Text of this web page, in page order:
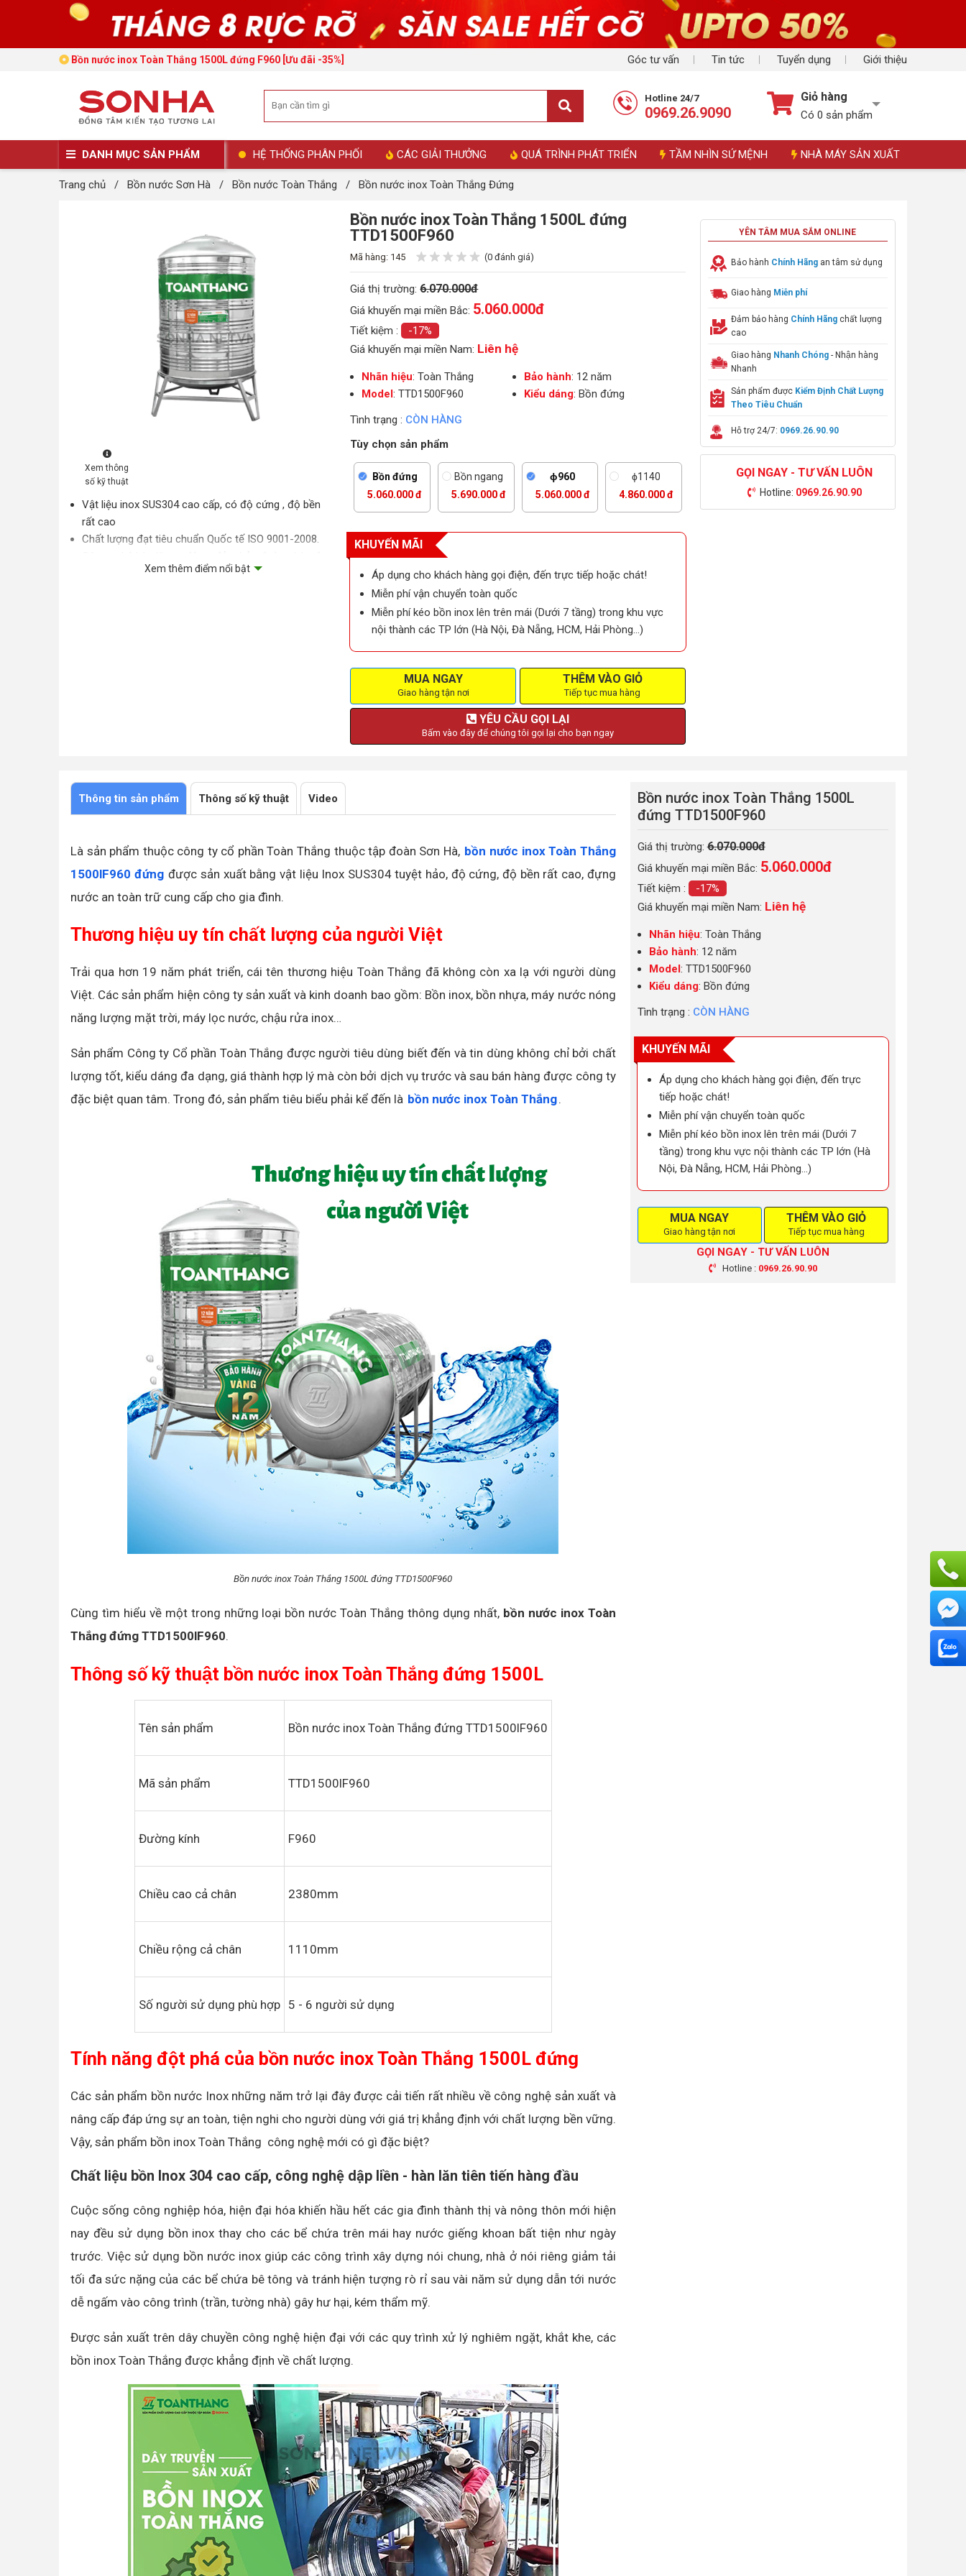
Góc tư vấn Tin tức Tuyển dụng Giới thiệu
Bồn nước inox Toàn Thắng 1500L đứng F960 [Ưu đãi -35%]
Hotline 24/7
0969.26.9090
Giỏ hàng
Có 0 sản phẩm
DANH MỤC SẢN PHẨM HỆ THỐNG PHÂN PHỐI CÁC GIẢI THƯỞNG QUÁ TRÌNH PHÁT TRIỂN TẦM NHÌN SỨ MỆNH NHÀ MÁY SẢN XUẤT
Trang chủ / Bồn nước Sơn Hà / Bồn nước Toàn Thắng / Bồn nước inox Toàn Thắng Đứng
Xem thông
số kỹ thuật
Vật liệu inox SUS304 cao cấp, có độ cứng , độ bền
rất cao
Chất lượng đạt tiêu chuẩn Quốc tế ISO 9001-2008.
Thân bồn cứng cáp với thiết kế tiêu chuẩn
Xem thêm điểm nổi bật
Bồn nước inox Toàn Thắng 1500L đứng
TTD1500F960
Mã hàng: 145 (0 đánh giá)
Giá thị trường:6.070.000đ
Giá khuyến mại miền Bắc: 5.060.000đ
Tiết kiệm :
-17%
Giá khuyến mại miền Nam: Liên hệ
Nhãn hiệu: Toàn Thắng Bảo hành: 12 năm
Model: TTD1500F960 Kiểu dáng: Bồn đứng
Tình trạng : CÒN HÀNG
Tùy chọn sản phẩm
Bồn đứng
5.060.000 đ
Bồn ngang
5.690.000 đ
ϕ960
5.060.000 đ
ϕ1140
4.860.000 đ
KHUYẾN MÃI
Áp dụng cho khách hàng gọi điện, đến trực tiếp hoặc chát!
Miễn phí vận chuyển toàn quốc
Miễn phí kéo bồn inox lên trên mái (Dưới 7 tầng) trong khu vực
nội thành các TP lớn (Hà Nội, Đà Nẵng, HCM, Hải Phòng…)
MUA NGAY
Giao hàng tận nơi
THÊM VÀO GIỎ
Tiếp tục mua hàng
YÊU CẦU GỌI LẠI
Bấm vào đây để chúng tôi gọi lại cho bạn ngay
YÊN TÂM MUA SẮM ONLINE
Bảo hành Chính Hãng an tâm sử dụng
Giao hàng Miễn phí
Đảm bảo hàng Chính Hãngchất lượng
cao
Giao hàng Nhanh Chóng- Nhận hàng
Nhanh
Sản phẩm được Kiểm Định Chất Lượng
Theo Tiêu Chuẩn
Hỗ trợ 24/7: 0969.26.90.90
GỌI NGAY - TƯ VẤN LUÔN
Hotline: 0969.26.90.90
Thông tin sản phẩm Thông số kỹ thuật Video
Là sản phẩm thuộc công ty cổ phần Toàn Thắng thuộc tập đoàn Sơn Hà, bồn nước inox Toàn Thắng
1500lF960 đứng được sản xuất bằng vật liệu Inox SUS304 tuyệt hảo, độ cứng, độ bền rất cao, đựng
nước an toàn trữ cung cấp cho gia đình.
Thương hiệu uy tín chất lượng của người Việt
Trải qua hơn 19 năm phát triển, cái tên thương hiệu Toàn Thắng đã không còn xa lạ với người dùng
Việt. Các sản phẩm hiện công ty sản xuất và kinh doanh bao gồm: Bồn inox, bồn nhựa, máy nước nóng
năng lượng mặt trời, máy lọc nước, chậu rửa inox…
Sản phẩm Công ty Cổ phần Toàn Thắng được người tiêu dùng biết đến và tin dùng không chỉ bởi chất
lượng tốt, kiểu dáng đa dạng, giá thành hợp lý mà còn bởi dịch vụ trước và sau bán hàng được công ty
đặc biệt quan tâm. Trong đó, sản phẩm tiêu biểu phải kể đến là bồn nước inox Toàn Thắng.
Bồn nước inox Toàn Thắng 1500L đứng TTD1500F960
Cùng tìm hiểu về một trong những loại bồn nước Toàn Thắng thông dụng nhất, bồn nước inox Toàn
Thắng đứng TTD1500lF960.
Thông số kỹ thuật bồn nước inox Toàn Thắng đứng 1500L
Tên sản phẩm Bồn nước inox Toàn Thắng đứng TTD1500lF960
Mã sản phẩm TTD1500lF960
Đường kính F960
Chiều cao cả chân 2380mm
Chiều rộng cả chân 1110mm
Số người sử dụng phù hợp 5 - 6 người sử dụng
Tính năng đột phá của bồn nước inox Toàn Thắng 1500L đứng
Các sản phẩm bồn nước Inox những năm trở lại đây được cải tiến rất nhiều về công nghệ sản xuất và
nâng cấp đáp ứng sự an toàn, tiện nghi cho người dùng với giá trị khẳng định với chất lượng bền vững.
Vậy, sản phẩm bồn inox Toàn Thắng công nghệ mới có gì đặc biệt?
Chất liệu bồn Inox 304 cao cấp, công nghệ dập liền - hàn lăn tiên tiến hàng đầu
Cuộc sống công nghiệp hóa, hiện đại hóa khiến hầu hết các gia đình thành thị và nông thôn mới hiện
nay đều sử dụng bồn inox thay cho các bể chứa trên mái hay nước giếng khoan bất tiện như ngày
trước. Việc sử dụng bồn nước inox giúp các công trình xây dựng nói chung, nhà ở nói riêng giảm tải
tối đa sức nặng của các bể chứa bê tông và tránh hiện tượng rò rỉ sau vài năm sử dụng dẫn tới nước
dễ ngấm vào công trình (trần, tường nhà) gây hư hại, kém thẩm mỹ.
Được sản xuất trên dây chuyền công nghệ hiện đại với các quy trình xử lý nghiêm ngặt, khắt khe, các
bồn inox Toàn Thắng được khẳng định về chất lượng.
Bồn nước inox Toàn Thắng 1500L
đứng TTD1500F960
Giá thị trường:6.070.000đ
Giá khuyến mại miền Bắc: 5.060.000đ
Tiết kiệm :
-17%
Giá khuyến mại miền Nam: Liên hệ
Nhãn hiệu: Toàn Thắng
Bảo hành: 12 năm
Model: TTD1500F960
Kiểu dáng: Bồn đứng
Tình trạng : CÒN HÀNG
KHUYẾN MÃI
Áp dụng cho khách hàng gọi điện, đến trực
tiếp hoặc chát!
Miễn phí vận chuyển toàn quốc
Miễn phí kéo bồn inox lên trên mái (Dưới 7
tầng) trong khu vực nội thành các TP lớn (Hà
Nội, Đà Nẵng, HCM, Hải Phòng…)
MUA NGAY
Giao hàng tận nơi
THÊM VÀO GIỎ
Tiếp tục mua hàng
GỌI NGAY - TƯ VẤN LUÔN
Hotline : 0969.26.90.90